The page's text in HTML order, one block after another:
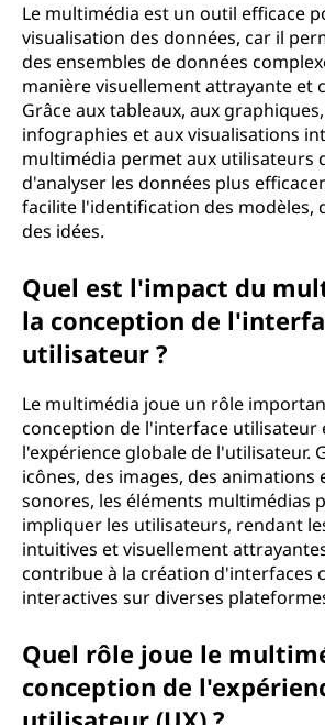
Le multimédia est un outil efficace
visualisation des données, car il
des ensembles de données
manière visuellement attrayante et
Grâce aux tableaux, aux
infographies et aux visualisations
multimédia permet aux utilisateurs
d'analyser les données plus
facilite l'identification des modèles,
des idées.
Quel est l'impact du
la conception de
utilisateur ?
Le multimédia joue un rôle
conception de l'interface utilisateur
l'expérience globale de l'utilisateur.
icônes, des images, des animations
sonores, les éléments multimédias
impliquer les utilisateurs, rendant
intuitives et visuellement
contribue à la création d'interfaces
interactives sur diverses
Quel rôle joue le
conception de